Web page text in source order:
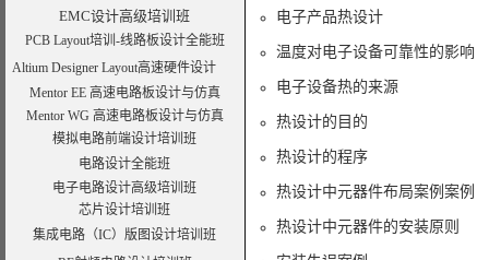
EMC设计高级培训班
PCB Layout培训-线路板设计全能班
Altium Designer Layout高速硬件设计
Mentor EE 高速电路板设计与仿真
Mentor WG 高速电路板设计与仿真
模拟电路前端设计培训班
电路设计全能班
电子电路设计高级培训班
芯片设计培训班
集成电路（IC）版图设计培训班
电子产品热设计
温度对电子设备可靠性的影响
电子设备热的来源
热设计的目的
热设计的程序
热设计中元器件布局案例案例
热设计中元器件的安装原则